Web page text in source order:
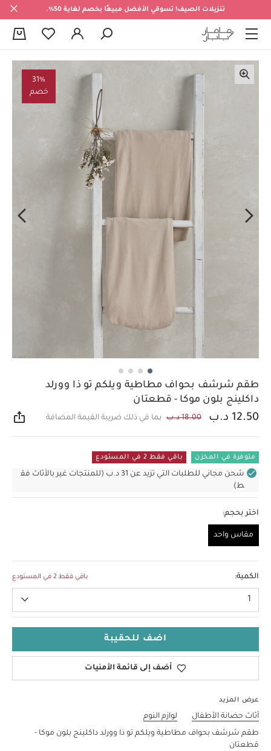
تنزيلات الصيف! تسوقي الأفضل مبيعًا بخصم لغاية 50%.
31%
خصم
طقم شرشف بحواف مطاطية ويلكم تو ذا وورلد
داكلينج بلون موكا - قطعتان
12.50 د.ب 18.00 د.ب بما في ذلك ضريبة القيمة المضافة
متوفرة في المخزن باقي فقط 2 في المستودع
شحن مجاني للطلبات التي تزيد عن 31 د.ب (للمنتجات غير بالأثاث فق
ط)
اختر بحجم:
مقاس واحد
الكمية: باقي فقط 2 في المستودع
1
اضف للحقيبة
أضف إلى قائمة الأمنيات
عرض المزيد
أثاث حضانة الأطفال
لوازم النوم
طقم شرشف بحواف مطاطية ويلكم تو ذا وورلد داكلينج بلون موكا -
قطعتان